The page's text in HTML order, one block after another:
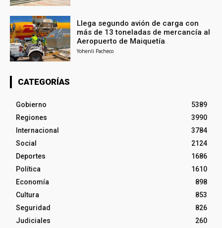
Llega segundo avión de carga con
más de 13 toneladas de mercancía al
Aeropuerto de Maiquetía
Yohenli Pacheco
CATEGORÍAS
Gobierno
5389
Regiones
3990
Internacional
3784
Social
2124
Deportes
1686
Política
1610
Economía
898
Cultura
853
Seguridad
826
Judiciales
260